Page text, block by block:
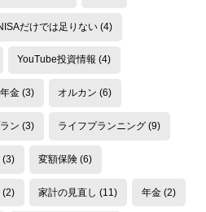
だけでは足りない (4)
YouTube投資情報 (4)
金(3) オルカン (6)
ン (3) ライフプランニング (9)
(3) 変額保険 (6)
(2) 家計の見直し (11) 年金 (2)